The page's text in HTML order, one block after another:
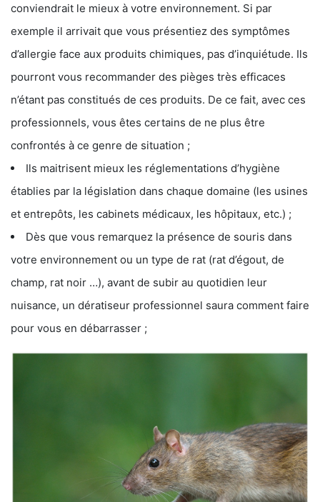
conviendrait le mieux à votre environnement. Si par
exemple il arrivait que vous présentiez des symptômes
d’allergie face aux produits chimiques, pas d’inquiétude. Ils
pourront vous recommander des pièges très efficaces
n’étant pas constitués de ces produits. De ce fait, avec ces
professionnels, vous êtes certains de ne plus être
confrontés à ce genre de situation ;
Ils maitrisent mieux les réglementations d’hygiène
établies par la législation dans chaque domaine (les usines
et entrepôts, les cabinets médicaux, les hôpitaux, etc.) ;
Dès que vous remarquez la présence de souris dans
votre environnement ou un type de rat (rat d’égout, de
champ, rat noir …), avant de subir au quotidien leur
nuisance, un dératiseur professionnel saura comment faire
pour vous en débarrasser ;